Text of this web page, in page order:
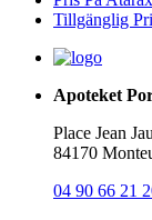
Tillgänglig
Apoteket
Place Jean
84170
04 90 66 21